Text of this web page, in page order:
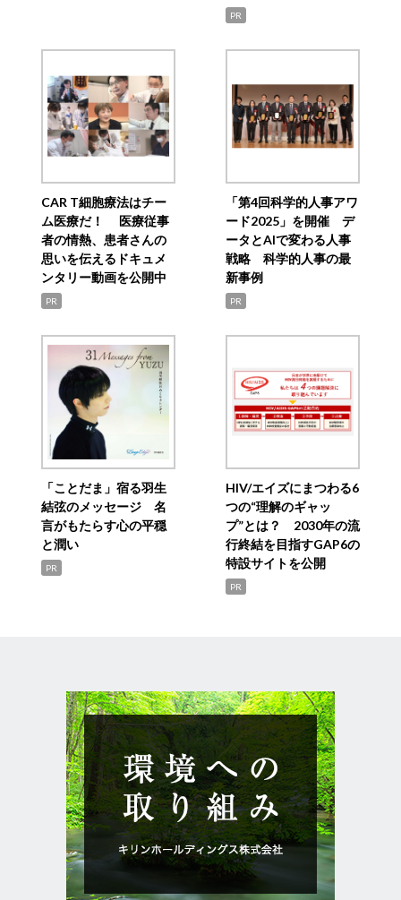
PR
CAR T細胞療法はチー
ム医療だ！ 医療従事
者の情熱、患者さんの
思いを伝えるドキュメ
ンタリー動画を公開中
PR
「第4回科学的人事アワ
ード2025」を開催 デ
ータとAIで変わる人事
戦略 科学的人事の最
新事例
PR
「ことだま」宿る羽生
結弦のメッセージ 名
言がもたらす心の平穏
と潤い
PR
HIV/エイズにまつわる6
つの“理解のギャッ
プ”とは？ 2030年の流
行終結を目指すGAP6の
特設サイトを公開
PR